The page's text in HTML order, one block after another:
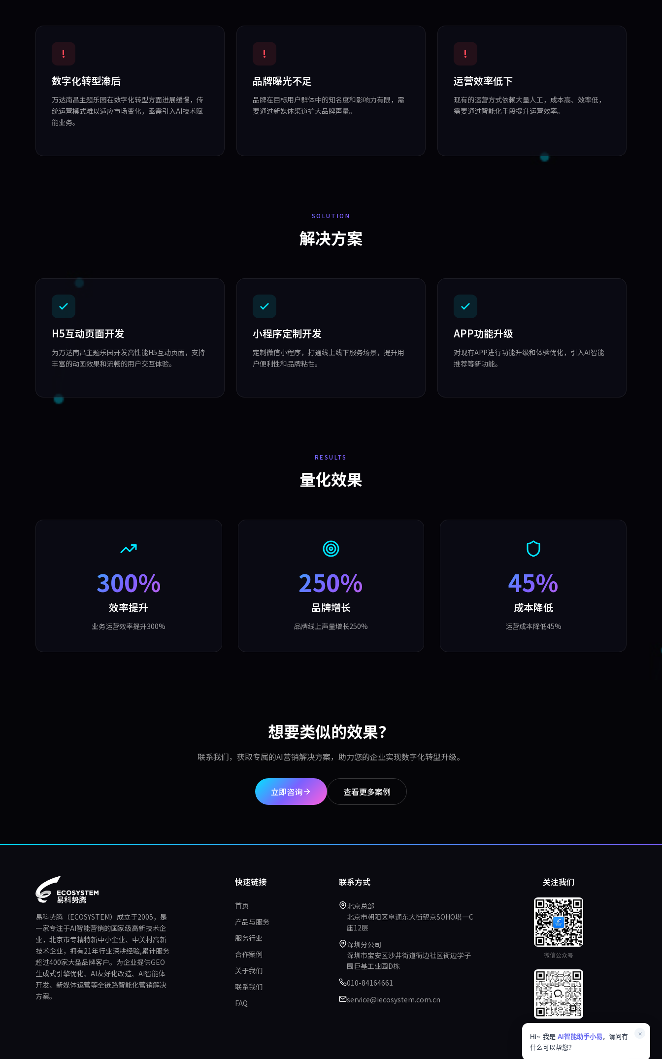
!
数字化转型滞后
万达南昌主题乐园在数字化转型方面进展缓慢，传
统运营模式难以适应市场变化，亟需引入AI技术赋
能业务。
!
品牌曝光不足
品牌在目标用户群体中的知名度和影响力有限，需
要通过新媒体渠道扩大品牌声量。
!
运营效率低下
现有的运营方式依赖大量人工，成本高、效率低，
需要通过智能化手段提升运营效率。
SOLUTION
解决方案
H5互动页面开发
为万达南昌主题乐园开发高性能H5互动页面，支持
丰富的动画效果和流畅的用户交互体验。
小程序定制开发
定制微信小程序，打通线上线下服务场景，提升用
户便利性和品牌粘性。
APP功能升级
对现有APP进行功能升级和体验优化，引入AI智能
推荐等新功能。
RESULTS
量化效果
300%
效率提升
业务运营效率提升300%
250%
品牌增长
品牌线上声量增长250%
45%
成本降低
运营成本降低45%
想要类似的效果？
联系我们，获取专属的AI营销解决方案，助力您的企业实现数字化转型升级。
立即咨询 查看更多案例
易科势腾（ECOSYSTEM）成立于2005，是
一家专注于AI智能营销的国家级高新技术企
业，北京市专精特新中小企业、中关村高新
技术企业，拥有21年行业深耕经验,累计服务
超过400家大型品牌客户。为企业提供GEO
生成式引擎优化、AI友好化改造、AI智能体
开发、新媒体运营等全链路智能化营销解决
方案。
快速链接
首页
产品与服务
服务行业
合作案例
关于我们
联系我们
FAQ
联系方式
北京总部
北京市朝阳区阜通东大街望京SOHO塔一C
座12层
深圳分公司
深圳市宝安区沙井街道衙边社区衙边学子
围巨基工业园D栋
010-84164661
service@iecosystem.com.cn
关注我们
微信公众号
×
Hi~ 我是 AI智能助手小易，请问有
什么可以帮您？